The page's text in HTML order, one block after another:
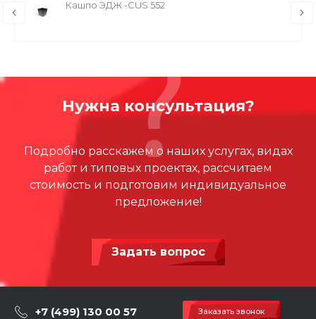
Кашпо ЭДЖ -CUS 552
Нужна консультация?
Подробно расскажем о наших услугах, видах
работ и типовых проектах, рассчитаем
стоимость и подготовим индивидуальное
предложение!
Задать вопрос
+7 (499) 130 00 57 Заказать звонок